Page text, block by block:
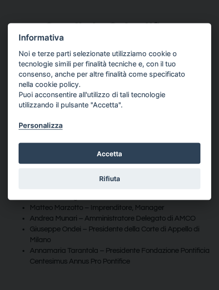
Comitato Scientifico
Elena Beccalli – Rettore dell'Università Cattolica del
Sacro Cuore di Milano
Magda Bianco – Responsabile Dipartimento Tutela della
clientela e educazione finanziaria – Banca d’Italia
Eurosistema
Paolo Biscari – Professore Ordinario di Fisica
Matematica, Politecnico di Milano e delegato del Rettore
Giampio Bracchi – Presidente Emerito ProSpera
Francesco Caio – Presidente Caio Digital Partners,
Imprenditore, Manager
Chiara Frigerio - Professore Associato di Organizzazione
Matteo Marzotto – Imprenditore, Manager
Andrea Munari – Amministratore Delegato di AMCO
Giuseppe Ondei – Presidente della Corte di Appello di
Milano
Annamaria Tarantola – Presidente Fondazione Pontificia
Centesimus Annus Pro Pontifice
Informativa
Noi e terze parti selezionate utilizziamo cookie o
tecnologie simili per finalità tecniche e, con il tuo
consenso, anche per altre finalità come specificato
nella cookie policy.
Puoi acconsentire all'utilizzo di tali tecnologie
utilizzando il pulsante "Accetta".
Personalizza
Accetta
Rifiuta